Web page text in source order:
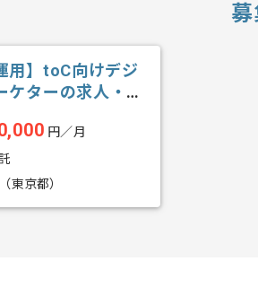
用】toC向けデジ
ケターの求人・案
円／月
東京都）